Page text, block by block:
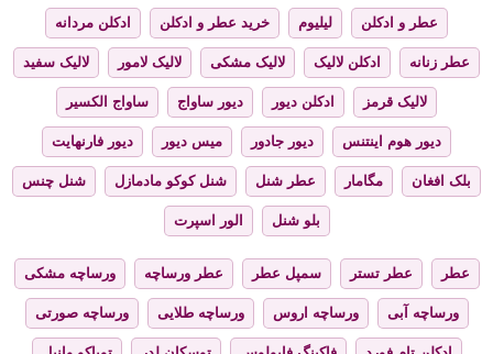
عطر و ادکلن لیلیوم خرید عطر و ادکلن ادکلن مردانه
عطر زنانه ادکلن لالیک لالیک مشکی لالیک لامور لالیک سفید
لالیک قرمز ادکلن دیور دیور ساواج ساواج الکسیر
دیور هوم اینتنس دیور جادور میس دیور دیور فارنهایت
بلک افغان مگامار عطر شنل شنل کوکو مادمازل شنل چنس
بلو شنل الور اسپرت
عطر عطر تستر سمپل عطر عطر ورساچه ورساچه مشکی
ورساچه آبی ورساچه اروس ورساچه طلایی ورساچه صورتی